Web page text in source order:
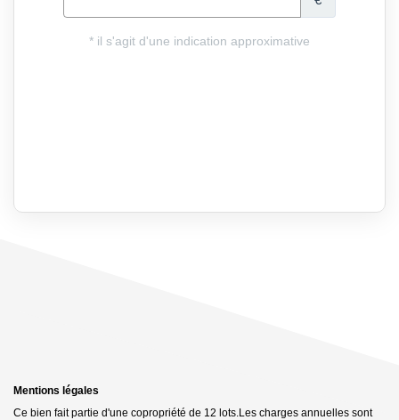
Mentions légales
Ce bien fait partie d'une copropriété de 12 lots.Les charges annuelles sont